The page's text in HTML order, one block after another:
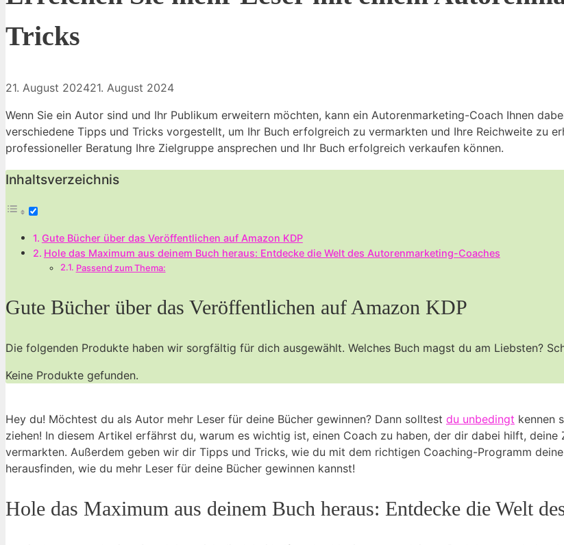
Tricks
21. August 202421. August 2024
Wenn Sie ein Autor sind und Ihr Publikum erweitern möchten, kann ein Autorenmarketing-Coach Ihnen
verschiedene Tipps und Tricks vorgestellt, um Ihr Buch erfolgreich zu vermarkten und Ihre Reichweite zu
professioneller Beratung Ihre Zielgruppe ansprechen und Ihr Buch erfolgreich verkaufen können.
Inhaltsverzeichnis
Gute Bücher über das Veröffentlichen ‌auf ​Amazon ​KDP
Hole das Maximum aus deinem Buch heraus: Entdecke die Welt des Autorenmarketing-Coaches
Passend zum Thema:
Gute Bücher über das Veröffentlichen ‌auf ​Amazon ​KDP
Die folgenden Produkte haben wir ​sorgfältig⁤ für dich ausgewählt. ​Welches Buch magst du am Liebsten?
Keine Produkte gefunden.
Hey du!​ Möchtest du als Autor mehr​ Leser für deine Bücher gewinnen? Dann solltest du unbedingt kennen
ziehen! In diesem Artikel⁣ erfährst du, warum ‍es wichtig ist, einen ⁤Coach zu⁤ haben, der⁤ dir dabei hilft,
vermarkten. Außerdem geben ‌wir ⁤dir Tipps und Tricks, wie du mit dem richtigen Coaching-Programm
herausfinden, wie du mehr Leser für ‍deine ‌Bücher​ gewinnen kannst!
Hole das Maximum aus deinem Buch heraus: Entdecke die Welt